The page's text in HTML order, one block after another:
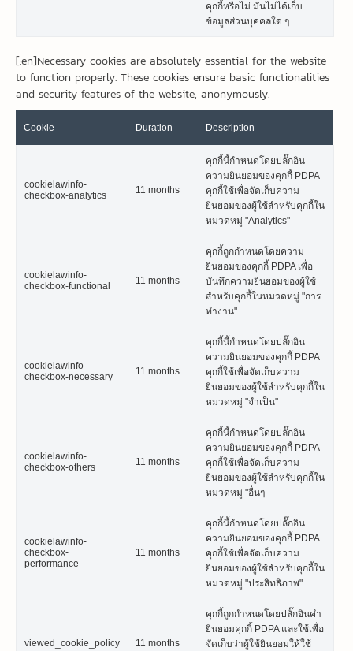
คุกกี้หรือไม่ มันไม่ได้เก็บ
ข้อมูลส่วนบุคคลใด ๆ
[:en]Necessary cookies are absolutely essential for the website
to function properly. These cookies ensure basic functionalities
and security features of the website, anonymously.
Cookie Duration Description
cookielawinfo-
checkbox-analytics
11 months
คุกกี้นี้กำหนดโดยปลั๊กอิน
ความยินยอมของคุกกี้ PDPA
คุกกี้ใช้เพื่อจัดเก็บความ
ยินยอมของผู้ใช้สำหรับคุกกี้ใน
หมวดหมู่ "Analytics"
cookielawinfo-
checkbox-functional
11 months
คุกกี้ถูกกำหนดโดยความ
ยินยอมของคุกกี้ PDPA เพื่อ
บันทึกความยินยอมของผู้ใช้
สำหรับคุกกี้ในหมวดหมู่ "การ
ทำงาน"
cookielawinfo-
checkbox-necessary
11 months
คุกกี้นี้กำหนดโดยปลั๊กอิน
ความยินยอมของคุกกี้ PDPA
คุกกี้ใช้เพื่อจัดเก็บความ
ยินยอมของผู้ใช้สำหรับคุกกี้ใน
หมวดหมู่ "จำเป็น"
cookielawinfo-
checkbox-others
11 months
คุกกี้นี้กำหนดโดยปลั๊กอิน
ความยินยอมของคุกกี้ PDPA
คุกกี้ใช้เพื่อจัดเก็บความ
ยินยอมของผู้ใช้สำหรับคุกกี้ใน
หมวดหมู่ "อื่นๆ
cookielawinfo-
checkbox-
performance
11 months
คุกกี้นี้กำหนดโดยปลั๊กอิน
ความยินยอมของคุกกี้ PDPA
คุกกี้ใช้เพื่อจัดเก็บความ
ยินยอมของผู้ใช้สำหรับคุกกี้ใน
หมวดหมู่ "ประสิทธิภาพ"
viewed_cookie_policy 11 months
คุกกี้ถูกกำหนดโดยปลั๊กอินคำ
ยินยอมคุกกี้ PDPA และใช้เพื่อ
จัดเก็บว่าผู้ใช้ยินยอมให้ใช้